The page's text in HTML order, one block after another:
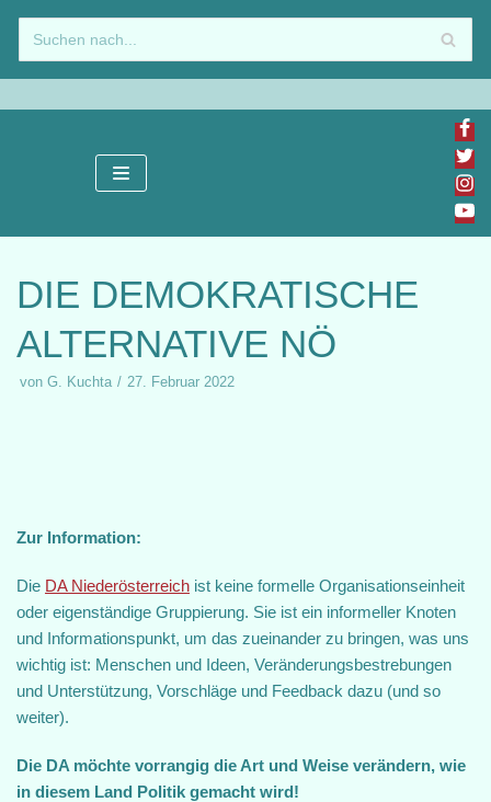
Zum
Inhalt
springen
DIE DEMOKRATISCHE
ALTERNATIVE NÖ
von G. Kuchta 27. Februar 2022
Zur Information:
Die DA Niederösterreich ist keine formelle Organisationseinheit
oder eigenständige Gruppierung. Sie ist ein informeller Knoten
und Informationspunkt, um das zueinander zu bringen, was uns
wichtig ist: Menschen und Ideen, Veränderungsbestrebungen
und Unterstützung, Vorschläge und Feedback dazu (und so
weiter).
Die DA möchte vorrangig die Art und Weise verändern, wie
in diesem Land Politik gemacht wird!